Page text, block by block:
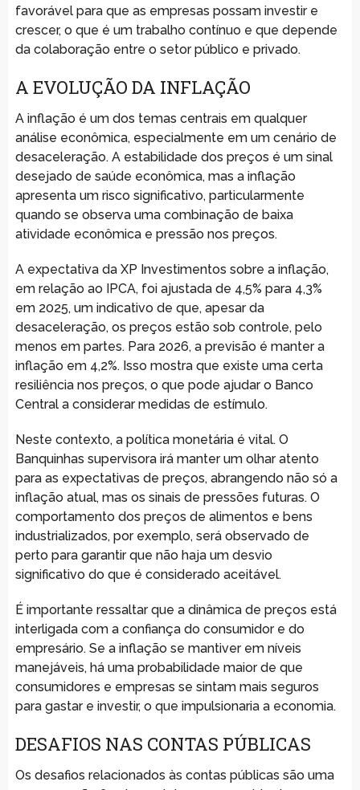
favorável para que as empresas possam investir e
crescer, o que é um trabalho contínuo e que depende
da colaboração entre o setor público e privado.
A EVOLUÇÃO DA INFLAÇÃO
A inflação é um dos temas centrais em qualquer
análise econômica, especialmente em um cenário de
desaceleração. A estabilidade dos preços é um sinal
desejado de saúde econômica, mas a inflação
apresenta um risco significativo, particularmente
quando se observa uma combinação de baixa
atividade econômica e pressão nos preços.
A expectativa da XP Investimentos sobre a inflação,
em relação ao IPCA, foi ajustada de 4,5% para 4,3%
em 2025, um indicativo de que, apesar da
desaceleração, os preços estão sob controle, pelo
menos em partes. Para 2026, a previsão é manter a
inflação em 4,2%. Isso mostra que existe uma certa
resiliência nos preços, o que pode ajudar o Banco
Central a considerar medidas de estímulo.
Neste contexto, a política monetária é vital. O
Banquinhas supervisora irá manter um olhar atento
para as expectativas de preços, abrangendo não só a
inflação atual, mas os sinais de pressões futuras. O
comportamento dos preços de alimentos e bens
industrializados, por exemplo, será observado de
perto para garantir que não haja um desvio
significativo do que é considerado aceitável.
É importante ressaltar que a dinâmica de preços está
interligada com a confiança do consumidor e do
empresário. Se a inflação se mantiver em níveis
manejáveis, há uma probabilidade maior de que
consumidores e empresas se sintam mais seguros
para gastar e investir, o que impulsionaria a economia.
DESAFIOS NAS CONTAS PÚBLICAS
Os desafios relacionados às contas públicas são uma